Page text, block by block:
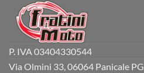
P. IVA 03404330544
Via Olmini 33, 06064 Panicale PG